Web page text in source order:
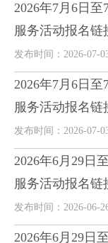
2026年7月6日
服务活动报名链
发布时间：2026-07-
2026年7月6日
服务活动报名链
发布时间：2026-07-
2026年6月29日
服务活动报名链
发布时间：2026-06-
2026年6月29日